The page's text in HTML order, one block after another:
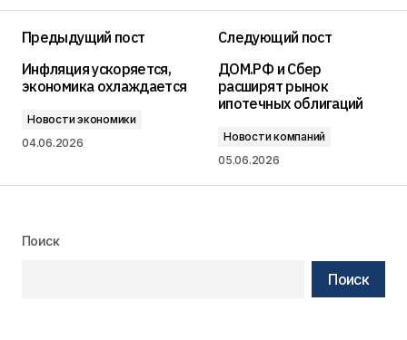
Предыдущий пост
Инфляция ускоряется,
экономика охлаждается
Новости экономики
04.06.2026
Следующий пост
ДОМ.РФ и Сбер
расширят рынок
ипотечных облигаций
Новости компаний
05.06.2026
Поиск
Поиск